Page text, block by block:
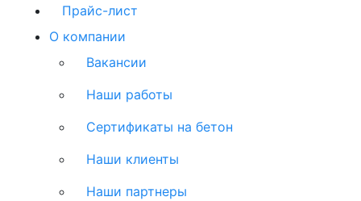
Прайс-лист
О компании
Вакансии
Наши работы
Сертификаты на бетон
Наши клиенты
Наши партнеры